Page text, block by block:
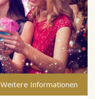
Weitere Informationen